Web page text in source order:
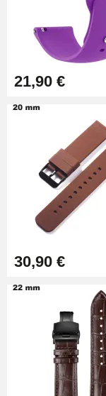
21,90 €
30,90 €